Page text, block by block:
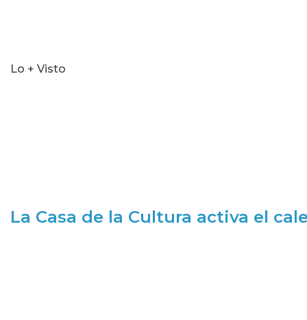
Lo + Visto
La Casa de la Cultura activa el